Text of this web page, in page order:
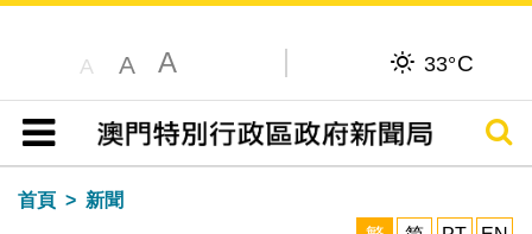
A A A 33°C
目錄
搜尋
首頁
新聞